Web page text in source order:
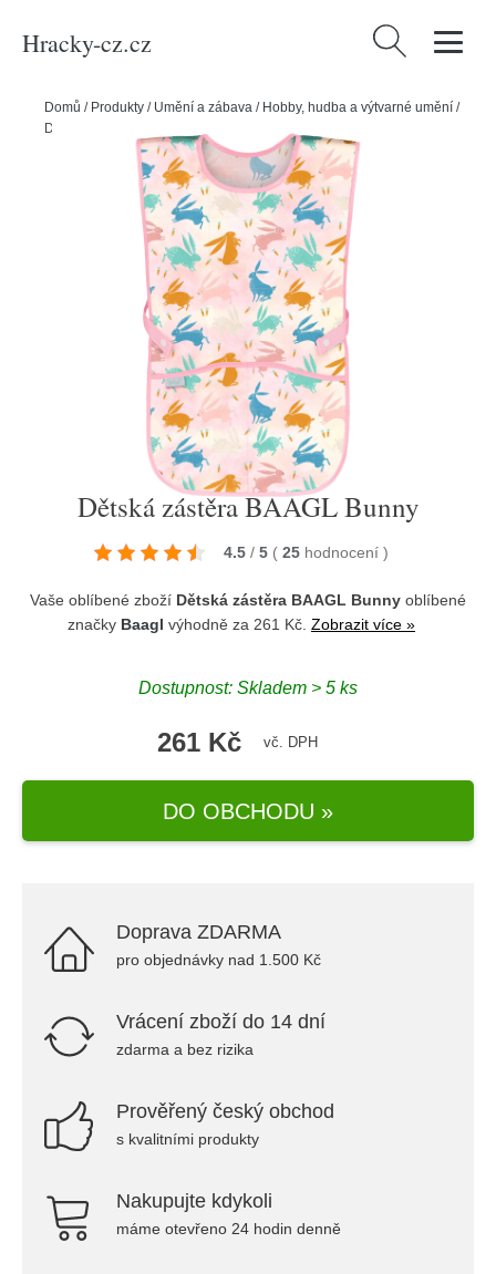
Hracky-cz.cz Vyhledávání
Domů / Produkty / Umění a zábava / Hobby, hudba a výtvarné umění /
Dětská zástěra BAAGL Bunny
Dětská zástěra BAAGL Bunny
4.5 / 5 ( 25 hodnocení )
Vaše oblíbené zboží Dětská zástěra BAAGL Bunny oblíbené
značky Baagl výhodně za 261 Kč. Zobrazit více »
Dostupnost: Skladem > 5 ks
261 Kč vč. DPH
DO OBCHODU »
Doprava ZDARMA
pro objednávky nad 1.500 Kč
Vrácení zboží do 14 dní
zdarma a bez rizika
Prověřený český obchod
s kvalitními produkty
Nakupujte kdykoli
máme otevřeno 24 hodin denně